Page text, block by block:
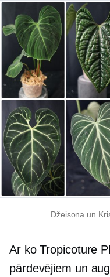
Džeisona un
Ar ko Tropicoture
pārdevējiem un